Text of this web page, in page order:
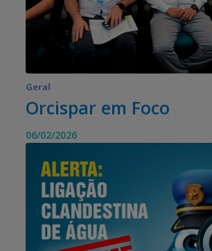
Geral
Orcispar em Foco
06/02/2026